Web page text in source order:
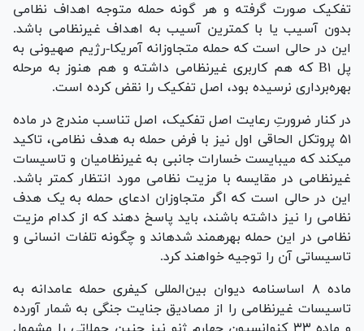
تفکیک صورت گرفته و هر گونه حمله متوجه اهداف نظامی
بدون آسیب یا با کمترین آسیب به اهداف غیرنظامی باشد.
این در حالی است که حمله متجاوزانه آمریکا-رژیم صهیونی به
پل B۱ که هم کاربری غیرنظامی داشته و هم هنوز به مرحله
بهره‌­برداری نرسیده بود، اصل تفکیک را نقض کرده است.
در کنار ضرورتِ رعایت اصل تفکیک، اصل تناسب مندرج در ماده
۵۱ پروتکل الحاقی اول نیز با فرض حمله به هدف نظامی، تاکید
می­کند که می­بایست خسارات جانبی به غیرنظامیان و تاسیسات
غیرنظامی در مقایسه با مزیت نظامی مورد انتظار کمتر باشد.
این در حالی است که اگر متجاوزان ادعای حمله به یک هدف
نظامی را نیز داشته باشند، باید پاسخ دهند که از کدام مزیت
نظامی در این حمله بهره­مند شده­اند و چگونه تلفات انسانی و
تاسیساتی آن را توجیه خواهند کرد.
ماده ۸ اساسنامه دیوان بین‌­المللی کیفری حمله عامدانه به
تاسیسات غیرنظامی را از مصادیق جنایت جنگی به شمار آورده